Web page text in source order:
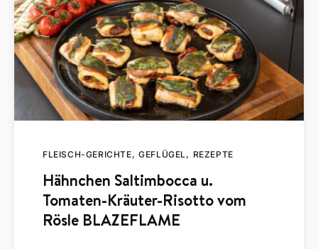
FLEISCH-GERICHTE GEFLÜGEL REZEPTE
Hähnchen Saltimbocca u.
Tomaten-Kräuter-Risotto vom
Rösle BLAZEFLAME